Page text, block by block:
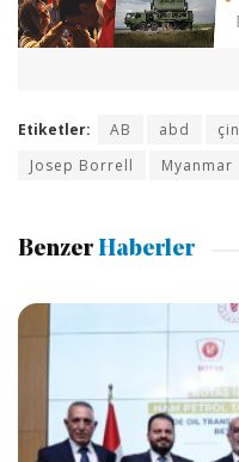
Etiketler: AB abd çin
Josep Borrell
Myanmar
Benzer Haberler